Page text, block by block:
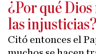
¿Por qué
las injusticias?
Citó entonces el